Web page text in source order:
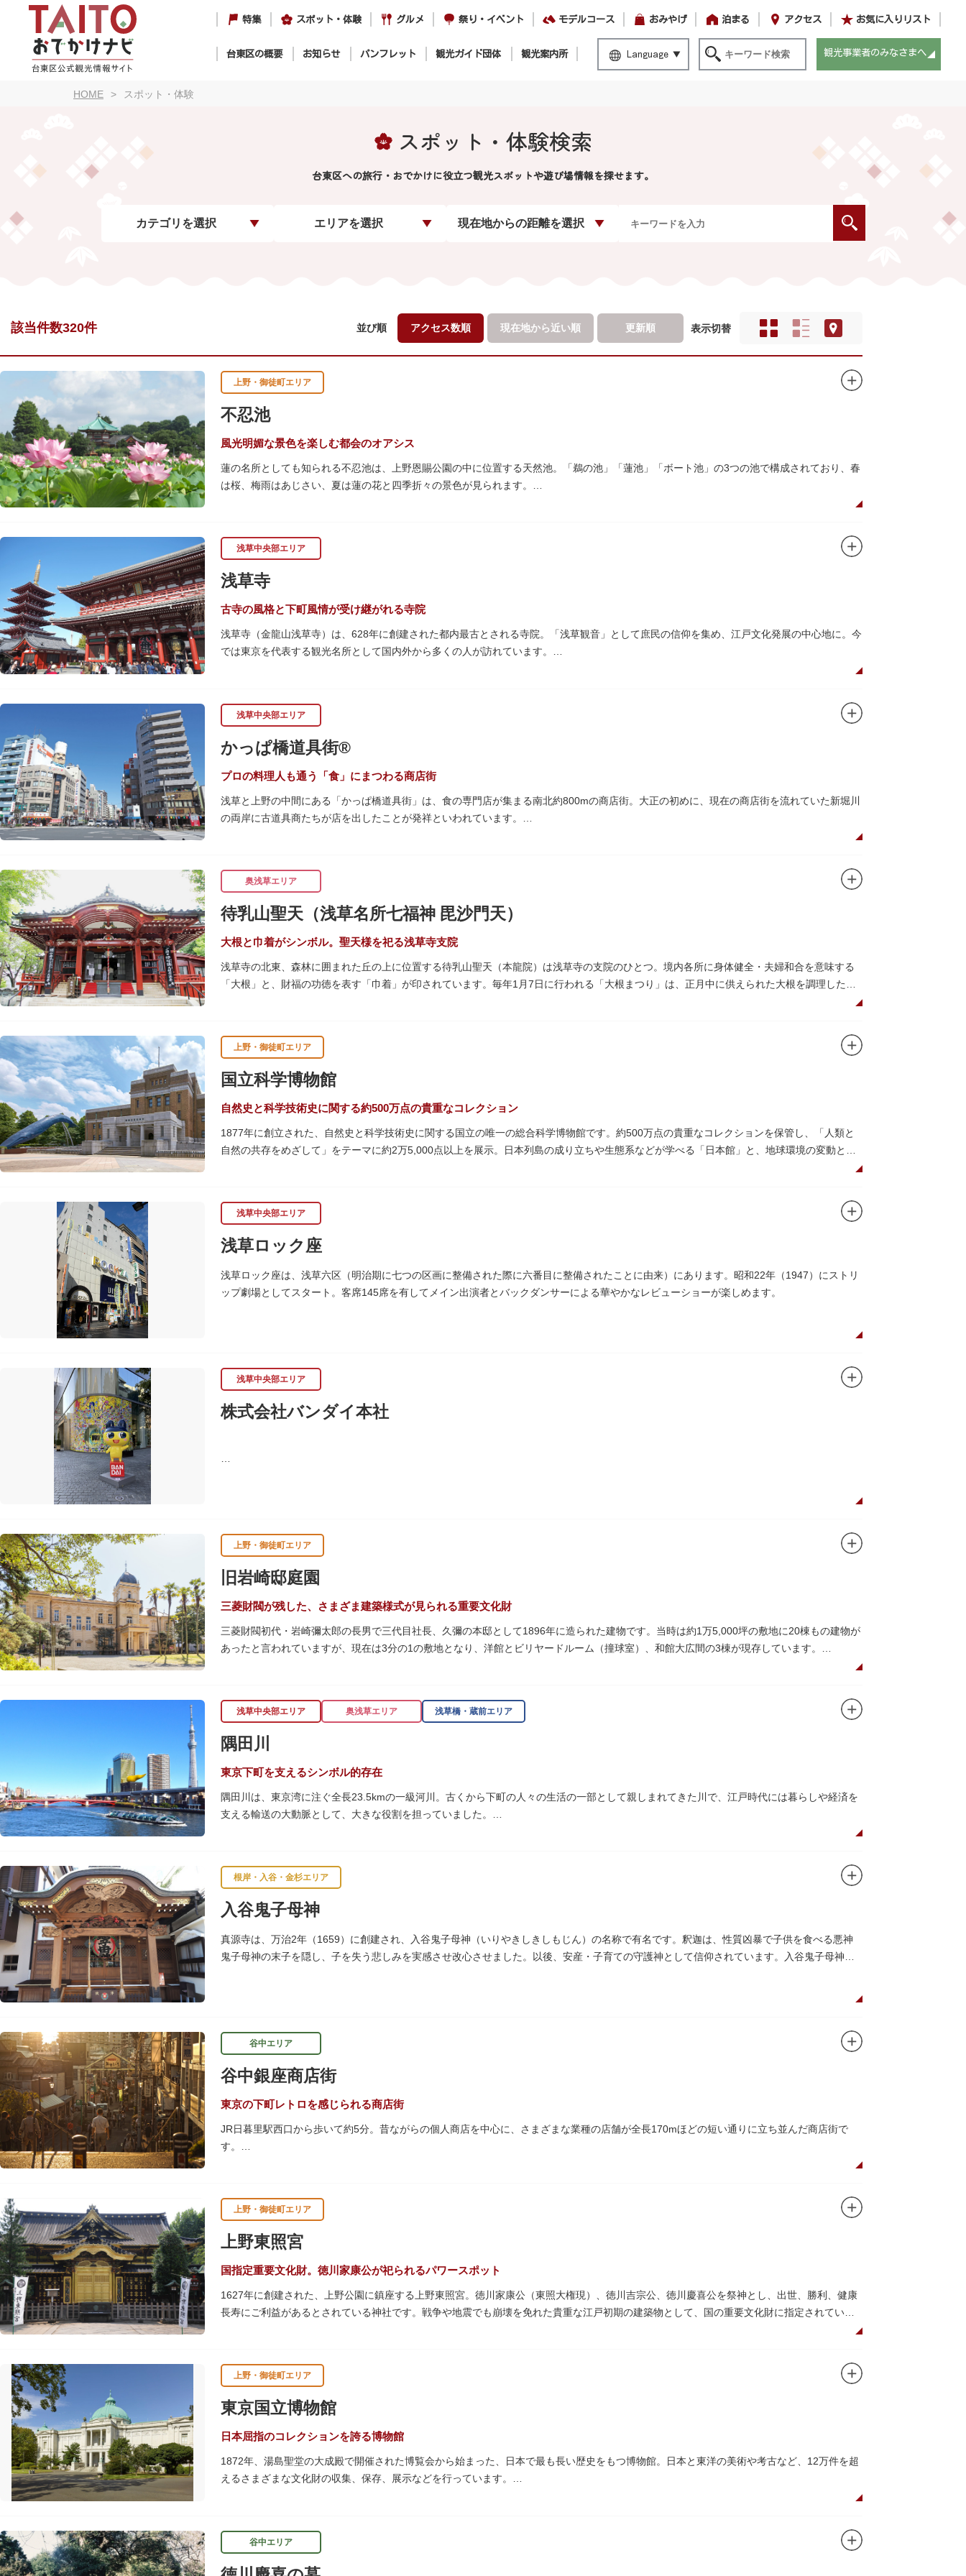
特集 スポット・体験 グルメ 祭り・イベント モデルコース おみやげ 泊まる アクセス お気に入りリスト
台東区の概要 お知らせ パンフレット 観光ガイド団体 観光案内所 Language 観光事業者のみなさまへ
HOME スポット・体験
スポット・体験検索
台東区への旅行・おでかけに役立つ観光スポットや遊び場情報を探せます。
カテゴリを選択 エリアを選択 現在地からの距離を選択
該当件数320件 並び順 アクセス数順 現在地から近い順 更新順 表示切替
上野・御徒町エリア
不忍池
風光明媚な景色を楽しむ都会のオアシス
蓮の名所としても知られる不忍池は、上野恩賜公園の中に位置する天然池。「鵜の池」「蓮池」「ボート池」の3つの池で構成されており、春
は桜、梅雨はあじさい、夏は蓮の花と四季折々の景色が見られます。
「ボート池」ではスワンボートやオール式のボートのレンタルが可能。水上から池を眺めれば、新しい発見ができるかもしれません。また、
「鵜の池」にはマガモ・オナガガモなどたくさんの鴨や渡り鳥が訪れます。大都会の中でバードウォッチングができる珍しいスポットです。
ファミリーで、カップルで、または一人でゆったりと、思い思いの時間をお過ごしください。
浅草中央部エリア
浅草寺
古寺の風格と下町風情が受け継がれる寺院
浅草寺（金龍山浅草寺）は、628年に創建された都内最古とされる寺院。「浅草観音」として庶民の信仰を集め、江戸文化発展の中心地に。今
では東京を代表する観光名所として国内外から多くの人が訪れています。
ぶ山門「宝蔵門」が建ち、参拝客を堂々と迎えてくれます。本堂前には、邪気を払うご利益があるといわれる常香炉（じょうこうろ）が鎮
座。参拝前に煙を浴びて身を清めましょう。「観音堂」とも呼ばれる本堂にはご本尊の聖観世音菩薩が祀られており、毎日定時に法要が執り
行われています。
境内の歴史ある建造物も必見です。ひと際目立つ五重塔、国指定重要文化財の二天門、浅草名所七福神のひとつ・大黒天が祀られた影向堂
（ようごうどう）など、悠久の時に思いを馳せて見学をお楽しみください。
日没後はライトアップされ、朱塗りの建物がより一層鮮やかに浮かび上がります。昼間は約90店舗が軒を連ねる仲見世のお店も閉まり、シャ
ッターに描かれた「浅草絵巻」を楽しめるのも夜の醍醐味。撮影スポットやデートスポットにもおすすめです。昼間と比べて人が少なくゆっ
浅草中央部エリア
かっぱ橋道具街®
プロの料理人も通う「食」にまつわる商店街
浅草と上野の中間にある「かっぱ橋道具街」は、食の専門店が集まる南北約800mの商店街。大正の初めに、現在の商店街を流れていた新堀川
の両岸に古道具商たちが店を出したことが発祥といわれています。
関東大震災後に川は塞がれ、現在はプロ仕様の調理器具や厨房機器、食器、包材、調理衣装など「食」にまつわる約170軒の専門店が集まる個
すすめです。食品サンプル作り体験ができるお店もありますよ。
毎年、道具の日である10月9日前後に開催される「かっぱ橋道具まつり」では、各店舗がおすすめ商品や掘り出しものを販売。また、年ごとに
異なる様々な催しものも行われます。
奥浅草エリア
待乳山聖天（浅草名所七福神 毘沙門天）
大根と巾着がシンボル。聖天様を祀る浅草寺支院
浅草寺の北東、森林に囲まれた丘の上に位置する待乳山聖天（本龍院）は浅草寺の支院のひとつ。境内各所に身体健全・夫婦和合を意味する
「大根」と、財福の功徳を表す「巾着」が印されています。毎年1月7日に行われる「大根まつり」は、正月中に供えられた大根を調理した風
毎朝本堂で執り行われている「浴油祈祷（よくゆきとう）」は、聖天様を供養する最高の祈祷法。心願成就の力があると考えられており、依
頼すると7日間毎朝祈祷していただけます。また、浅草名所七福神のひとつとしても知られ、毘沙門天が祀られています。
上野・御徒町エリア
国立科学博物館
自然史と科学技術史に関する約500万点の貴重なコレクション
1877年に創立された、自然史と科学技術史に関する国立の唯一の総合科学博物館です。約500万点の貴重なコレクションを保管し、「人類と
自然の共存をめざして」をテーマに約2万5,000点以上を展示。日本列島の成り立ちや生態系などが学べる「日本館」と、地球環境の変動と生
の地球の100万分の1の大きさ）のドームの内側すべてがスクリーンになっている世界初のシアターで、月ごとに変わるオリジナル映像を上映
しています。
楽しみながら学習できるイベント企画や、恐竜をはじめとした様々な実物標本、子ども向けのコーナーもあり、お子様連れでも楽しめる博物
館です。
また、国立科学博物館では、日本およびアジアにおける科学系博物館の中核施設として、調査研究、標本資料の収集・保管・活用、展示・学
浅草中央部エリア
浅草ロック座
浅草ロック座は、浅草六区（明治期に七つの区画に整備された際に六番目に整備されたことに由来）にあります。昭和22年（1947）にストリ
ップ劇場としてスタート。客席145席を有してメイン出演者とバックダンサーによる華やかなレビューショーが楽しめます。
浅草中央部エリア
株式会社バンダイ本社
上野・御徒町エリア
旧岩崎邸庭園
三菱財閥が残した、さまざま建築様式が見られる重要文化財
三菱財閥初代・岩崎彌太郎の長男で三代目社長、久彌の本邸として1896年に造られた建物です。当時は約1万5,000坪の敷地に20棟もの建物が
あったと言われていますが、現在は3分の1の敷地となり、洋館とビリヤードルーム（撞球室）、和館大広間の3棟が現存しています。
鹿鳴館の建築家として知られるジョサイア・コンドルによって設計された西洋木造建築の洋館で、館内の随所に見事なジャコビアン様式の装
飾が施されています。
【撞球室】
当時の日本では非常に珍しいスイスの山小屋風の撞球室（ビリヤード場）で、洋館から地下道でつながっています。通常は非公開ですが、毎
【和館大広間】
一度にさまざま建築様式が見られるとあって見ごたえ抜群。大名庭園の形式を一部踏襲している広大な庭は、建築様式同様に和洋併置式とさ
れ、「芝庭」をもつ近代庭園の初期の形を残しています。江戸時代の石碑や手水鉢、庭石などが見られ、煉瓦塀を含めた敷地全体が重要文化
浅草中央部エリア 奥浅草エリア 浅草橋・蔵前エリア
隅田川
東京下町を支えるシンボル的存在
隅田川は、東京湾に注ぐ全長23.5kmの一級河川。古くから下町の人々の生活の一部として親しまれてきた川で、江戸時代には暮らしや経済を
支える輸送の大動脈として、大きな役割を担っていました。
す。
川沿いには「隅田川テラス」と呼ばれる遊歩道も整備されています。心地よい風に吹かれながら、緑化が施された遊歩道で散歩やジョギング
を楽しんだ後は、オープンカフェでほっと一息つくのもおすすめです。
隅田川にかかる橋々も、それぞれ特徴的な形をしていて見応えは抜群。せっかくなら水上バスに乗船して、優雅に観察してみてはいかがでし
ょうか。
根岸・入谷・金杉エリア
入谷鬼子母神
真源寺は、万治2年（1659）に創建され、入谷鬼子母神（いりやきしきしもじん）の名称で有名です。釈迦は、性質凶暴で子供を食べる悪神
鬼子母神の末子を隠し、子を失う悲しみを実感させ改心させました。以後、安産・子育ての守護神として信仰されています。入谷鬼子母神で
谷中エリア
谷中銀座商店街
東京の下町レトロを感じられる商店街
JR日暮里駅西口から歩いて約5分。昔ながらの個人商店を中心に、さまざまな業種の店舗が全長170mほどの短い通りに立ち並んだ商店街で
す。
谷中銀座商店街は1945年頃に自然発生的に生まれ、現在の近隣型商店街へと発展。昭和の懐かしい商店街の景観を見ることができます。東京
の下町レトロを感じられるスポットとして、近隣住民だけではなく、国内外から多くの観光客が訪れ、買い物や散策を楽しんでいます。
上野・御徒町エリア
上野東照宮
国指定重要文化財。徳川家康公が祀られるパワースポット
1627年に創建された、上野公園に鎮座する上野東照宮。徳川家康公（東照大権現）、徳川吉宗公、徳川慶喜公を祭神とし、出世、勝利、健康
長寿にご利益があるとされている神社です。戦争や地震でも崩壊を免れた貴重な江戸初期の建築物として、国の重要文化財に指定されていま
贅沢に金箔が使われた豪華絢爛な金色殿（社殿）などの建造物は、三代将軍・徳川家光公が、日光東照宮までお参りに行けない江戸の人々の
ために建てられたそう。社殿内部は文化財保護のため通常は非公開ですが、特別公開が実施されることもあるので、拝観を申し込んでみては
いかがでしょうか。
授与所では、期間・数量限定のお守りや御朱印も授与されているので要チェック。手塚治虫のユニコのお守りなど愛らしいものがあります
上野・御徒町エリア
東京国立博物館
日本屈指のコレクションを誇る博物館
1872年、湯島聖堂の大成殿で開催された博覧会から始まった、日本で最も長い歴史をもつ博物館。日本と東洋の美術や考古など、12万件を超
えるさまざまな文化財の収集、保存、展示などを行っています。
帝冠様式の代表的建築物である本館をはじめとする6つの展示館（資料館）からなり、89件の国宝を所蔵。常に貴重な文化財を公開し、講座や
てみてはいかがでしょうか。
吹き抜けのエントランスに大理石の大階段がある本館では、壁時計やステンドグラスなど格調高い内部装飾にも注目してみてください。初め
谷中エリア